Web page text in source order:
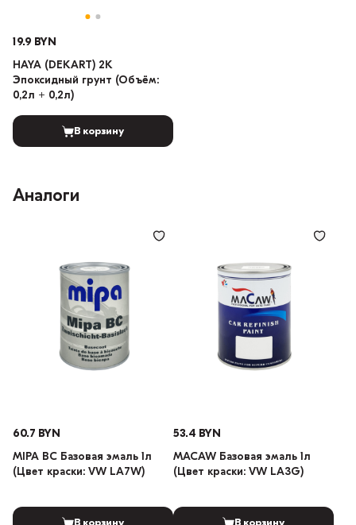
19.9 BYN
HAYA (DEKART) 2K
Эпоксидный грунт (Объём:
0,2л + 0,2л)
В корзину
Аналоги
60.7 BYN
MIPA BC Базовая эмаль 1л
(Цвет краски: VW LA7W)
В корзину
53.4 BYN
MACAW Базовая эмаль 1л
(Цвет краски: VW LA3G)
В корзину